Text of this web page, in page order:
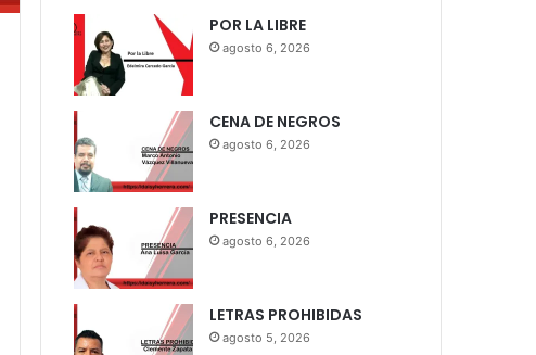
POR LA LIBRE
agosto 6, 2026
CENA DE NEGROS
agosto 6, 2026
PRESENCIA
agosto 6, 2026
LETRAS PROHIBIDAS
agosto 5, 2026